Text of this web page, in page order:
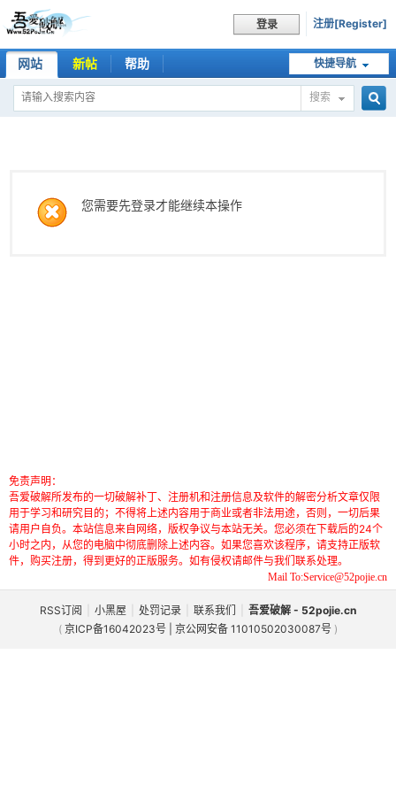
登录 注册[Register]
快捷导航
网站 新帖 帮助
搜索
您需要先登录才能继续本操作
免责声明：
吾爱破解所发布的一切破解补丁、注册机和注册信息及软件的解密分析文章仅限
用于学习和研究目的；不得将上述内容用于商业或者非法用途，否则，一切后果
请用户自负。本站信息来自网络，版权争议与本站无关。您必须在下载后的24个
小时之内，从您的电脑中彻底删除上述内容。如果您喜欢该程序，请支持正版软
件，购买注册，得到更好的正版服务。如有侵权请邮件与我们联系处理。
Mail To:Service@52pojie.cn
RSS订阅 小黑屋 处罚记录 联系我们
吾爱破解 - 52pojie.cn
( 京ICP备16042023号 | 京公网安备 11010502030087号 )